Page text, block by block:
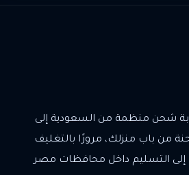
شحن منظمة من السعودية إلى
من باب منزلك، مرورًا بالتغليف
إلى التسليم داخل محافظات مصر